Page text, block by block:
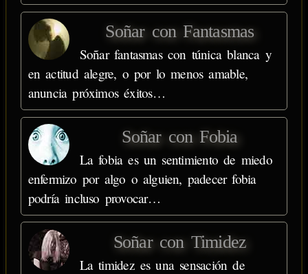
Soñar con Fantasmas
Soñar fantasmas con túnica blanca y
en actitud alegre, o por lo menos amable,
anuncia próximos éxitos…
Soñar con Fobia
La fobia es un sentimiento de miedo
enfermizo por algo o alguien, padecer fobia
podría incluso provocar…
Soñar con Timidez
La timidez es una sensación de